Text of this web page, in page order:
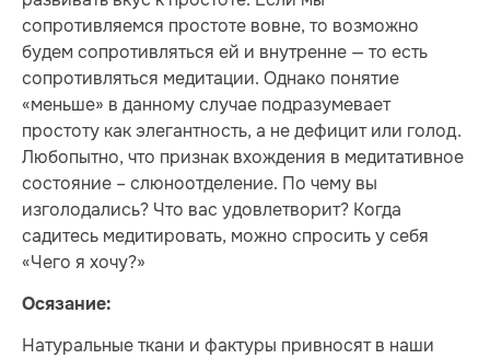
сопротивляемся простоте вовне, то возможно
будем сопротивляться ей и внутренне — то есть
сопротивляться медитации. Однако понятие
«меньше» в данному случае подразумевает
простоту как элегантность, а не дефицит или голод.
Любопытно, что признак вхождения в медитативное
состояние – слюноотделение. По чему вы
изголодались? Что вас удовлетворит? Когда
садитесь медитировать, можно спросить у себя
«Чего я хочу?»
Осязание:
Натуральные ткани и фактуры привносят в наши